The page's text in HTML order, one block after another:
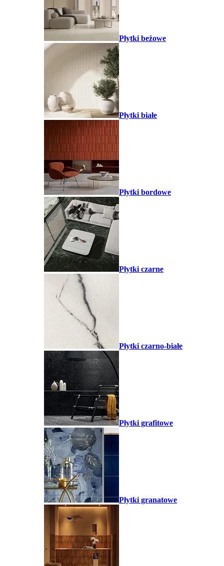
Płytki beżowe
Płytki białe
Płytki bordowe
Płytki czarne
Płytki czarno-białe
Płytki grafitowe
Płytki granatowe